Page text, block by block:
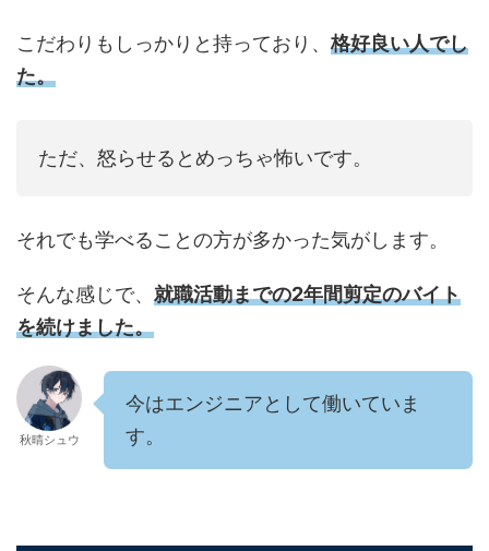
こだわりもしっかりと持っており、格好良い人でし
た。
ただ、怒らせるとめっちゃ怖いです。
それでも学べることの方が多かった気がします。
そんな感じで、 就職活動までの2年間剪定のバイト
を続けました。
秋晴シュウ
今はエンジニアとして働いていま
す。